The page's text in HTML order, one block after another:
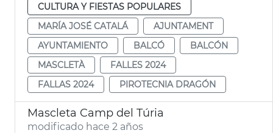
CULTURA Y FIESTAS POPULARES
MARÍA JOSÉ CATALÁ
AJUNTAMENT
AYUNTAMIENTO
BALCÓ
BALCÓN
MASCLETÀ
FALLES 2024
FALLAS 2024
PIROTECNIA DRAGÓN
Mascleta Camp del Túria
modificado hace 2 años